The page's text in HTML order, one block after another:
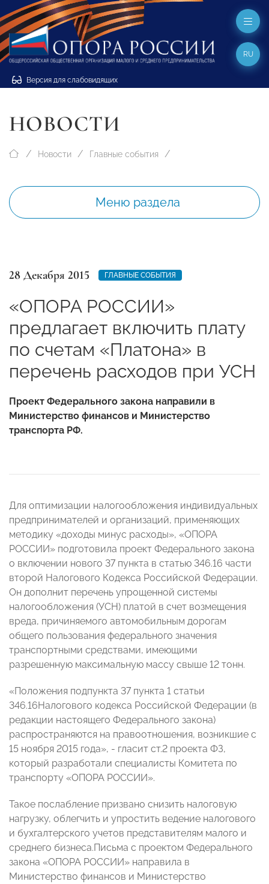
Версия для слабовидящих
RU
НОВОСТИ
Новости Главные события
Меню раздела
28 Декабря 2015 ГЛАВНЫЕ СОБЫТИЯ
«ОПОРА РОССИИ»
предлагает включить плату
по счетам «Платона» в
перечень расходов при УСН
Проект Федерального закона направили в
Министерство финансов и Министерство
транспорта РФ.
Для оптимизации налогообложения индивидуальных
предпринимателей и организаций, применяющих
методику «доходы минус расходы», «ОПОРА
РОССИИ» подготовила проект Федерального закона
о включении нового 37 пункта в статью 346.16 части
второй Налогового Кодекса Российской Федерации.
Он дополнит перечень упрощенной системы
налогообложения (УСН) платой в счет возмещения
вреда, причиняемого автомобильным дорогам
общего пользования федерального значения
транспортными средствами, имеющими
разрешенную максимальную массу свыше 12 тонн.
«Положения подпункта 37 пункта 1 статьи
346.16Налогового кодекса Российской Федерации (в
редакции настоящего Федерального закона)
распространяются на правоотношения, возникшие с
15 ноября 2015 года», - гласит ст.2 проекта ФЗ,
который разработали специалисты Комитета по
транспорту «ОПОРА РОССИИ».
Такое послабление призвано снизить налоговую
нагрузку, облегчить и упростить ведение налогового
и бухгалтерского учетов представителям малого и
среднего бизнеса.Письма с проектом Федерального
закона «ОПОРА РОССИИ» направила в
Министерство финансов и Министерство